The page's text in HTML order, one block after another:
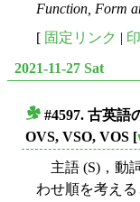
Function, Form
[ 固定リンク |
2021-11-27 Sat
#4597. 古英語
OVS, VSO, VOS [
主語 (S)，動
わせ順を考え